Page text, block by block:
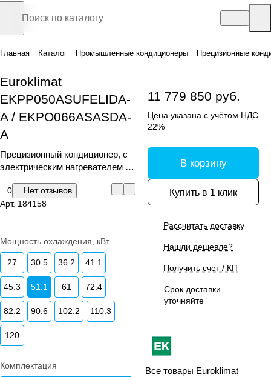
Главная Каталог Промышленные кондиционеры Прецизионные
Euroklimat
EKPP050ASUFELIDA-
A / EKPO066ASASDA-
A
Прецизионный кондиционер, с
электрическим нагревателем и
0
Нет отзывов
Арт. 184158
Мощность охлаждения, кВт
27 30.5 36.2 41.1
45.3 51.1 61 72.4
82.2 90.6 102.2 110.3
120
Комплектация
11 779 850 руб.
Цена указана с учётом НДС
22%
В корзину
Купить в 1 клик
Рассчитать доставку
Нашли дешевле?
Получить счет / КП
Срок доставки
уточняйте
Все товары Euroklimat